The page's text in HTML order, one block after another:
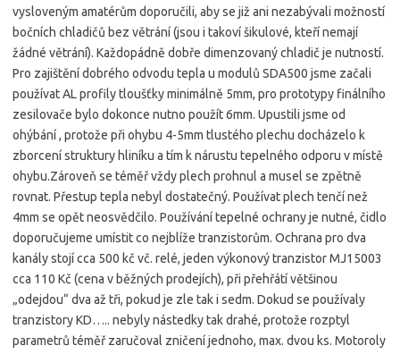
vysloveným amatérům doporučili, aby se již ani nezabývali možností
bočních chladičů bez větrání (jsou i takoví šikulové, kteří nemají
žádné větrání). Každopádně dobře dimenzovaný chladič je nutností.
Pro zajištění dobrého odvodu tepla u modulů SDA500 jsme začali
používat AL profily tloušťky minimálně 5mm, pro prototypy finálního
zesilovače bylo dokonce nutno použít 6mm. Upustili jsme od
ohýbání , protože při ohybu 4-5mm tlustého plechu docházelo k
zborcení struktury hliníku a tím k nárustu tepelného odporu v místě
ohybu.Zároveň se téměř vždy plech prohnul a musel se zpětně
rovnat. Přestup tepla nebyl dostatečný. Používat plech tenčí než
4mm se opět neosvědčilo. Používání tepelné ochrany je nutné, čidlo
doporučujeme umístit co nejblíže tranzistorům. Ochrana pro dva
kanály stojí cca 500 kč vč. relé, jeden výkonový tranzistor MJ15003
cca 110 Kč (cena v běžných prodejích), při přehřátí většinou
„odejdou“ dva až tři, pokud je zle tak i sedm. Dokud se používaly
tranzistory KD….. nebyly nástedky tak drahé, protože rozptyl
parametrů téměř zaručoval zničení jednoho, max. dvou ks. Motoroly